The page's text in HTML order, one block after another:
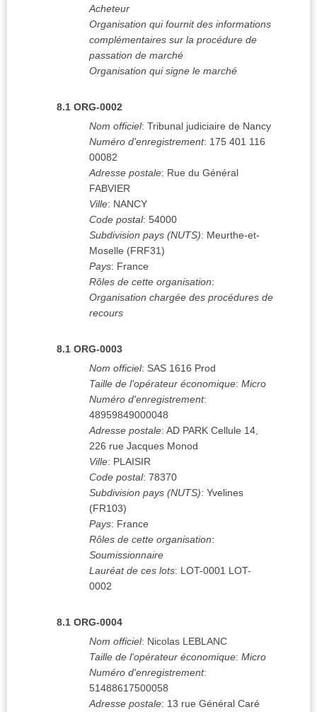
Acheteur
Organisation qui fournit des informations
complémentaires sur la procédure de
passation de marché
Organisation qui signe le marché
8.1 ORG-0002
Nom officiel: Tribunal judiciaire de Nancy
Numéro d'enregistrement: 175 401 116
00082
Adresse postale: Rue du Général
FABVIER
Ville: NANCY
Code postal: 54000
Subdivision pays (NUTS): Meurthe-et-
Moselle (FRF31)
Pays: France
Rôles de cette organisation:
Organisation chargée des procédures de
recours
8.1 ORG-0003
Nom officiel: SAS 1616 Prod
Taille de l'opérateur économique: Micro
Numéro d'enregistrement:
48959849000048
Adresse postale: AD PARK Cellule 14,
226 rue Jacques Monod
Ville: PLAISIR
Code postal: 78370
Subdivision pays (NUTS): Yvelines
(FR103)
Pays: France
Rôles de cette organisation:
Soumissionnaire
Lauréat de ces lots: LOT-0001 LOT-
0002
8.1 ORG-0004
Nom officiel: Nicolas LEBLANC
Taille de l'opérateur économique: Micro
Numéro d'enregistrement:
51488617500058
Adresse postale: 13 rue Général Caré